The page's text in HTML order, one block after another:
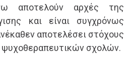
αποτελούν αρχές της
και είναι συγχρόνως
αποτελέσει στόχους
σχολών.